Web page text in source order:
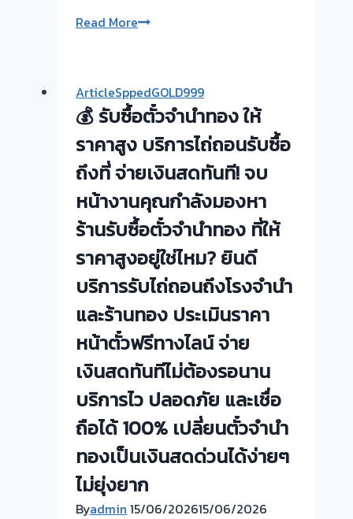
Read Moreรับ
ทอง
|
รับ
ตั่ว
จำนำ
ทอง
ปากเกร็ด|
ไทรน้อย
นนทบุรี
ให้
ราคา
สูง
จ่าย
เงินสด
ทันที
ArticleSppedGOLD999
💰 รับซื้อตั๋วจำนำทอง ให้
ราคาสูง บริการไถ่ถอนรับซื้อ
ถึงที่ จ่ายเงินสดทันที! จบ
หน้างานคุณกำลังมองหา
ร้านรับซื้อตั๋วจำนำทอง ที่ให้
ราคาสูงอยู่ใช่ไหม? ยินดี
บริการรับไถ่ถอนถึงโรงจำนำ
และร้านทอง ประเมินราคา
หน้าตั๋วฟรีทางไลน์ จ่าย
เงินสดทันทีไม่ต้องรอนาน
บริการไว ปลอดภัย และเชื่อ
ถือได้ 100% เปลี่ยนตั๋วจำนำ
ทองเป็นเงินสดด่วนได้ง่ายๆ
ไม่ยุ่งยาก
Byadmin 15/06/202615/06/2026